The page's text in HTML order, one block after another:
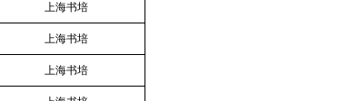
上海书培
上海书培
上海书培